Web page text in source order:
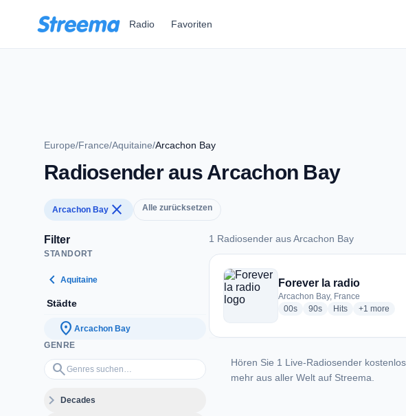
Radio Favoriten
Europe/France/Aquitaine/Arcachon Bay
Radiosender aus Arcachon Bay
Arcachon Bay close Alle zurücksetzen
Filter
STANDORT
chevron_left Aquitaine
Städte
location_on Arcachon Bay
GENRE
search
Genres suchen…
expand_moreDecades
1 Radiosender aus Arcachon Bay
1 Radiosender aus Arcachon Bay
Forever la radio
Arcachon Bay, France
00sradio stations
90sradio stations
Hitsradio stations
+1 more
more
Hören Sie 1 Live-Radiosender
mehr aus aller Welt auf Streema.